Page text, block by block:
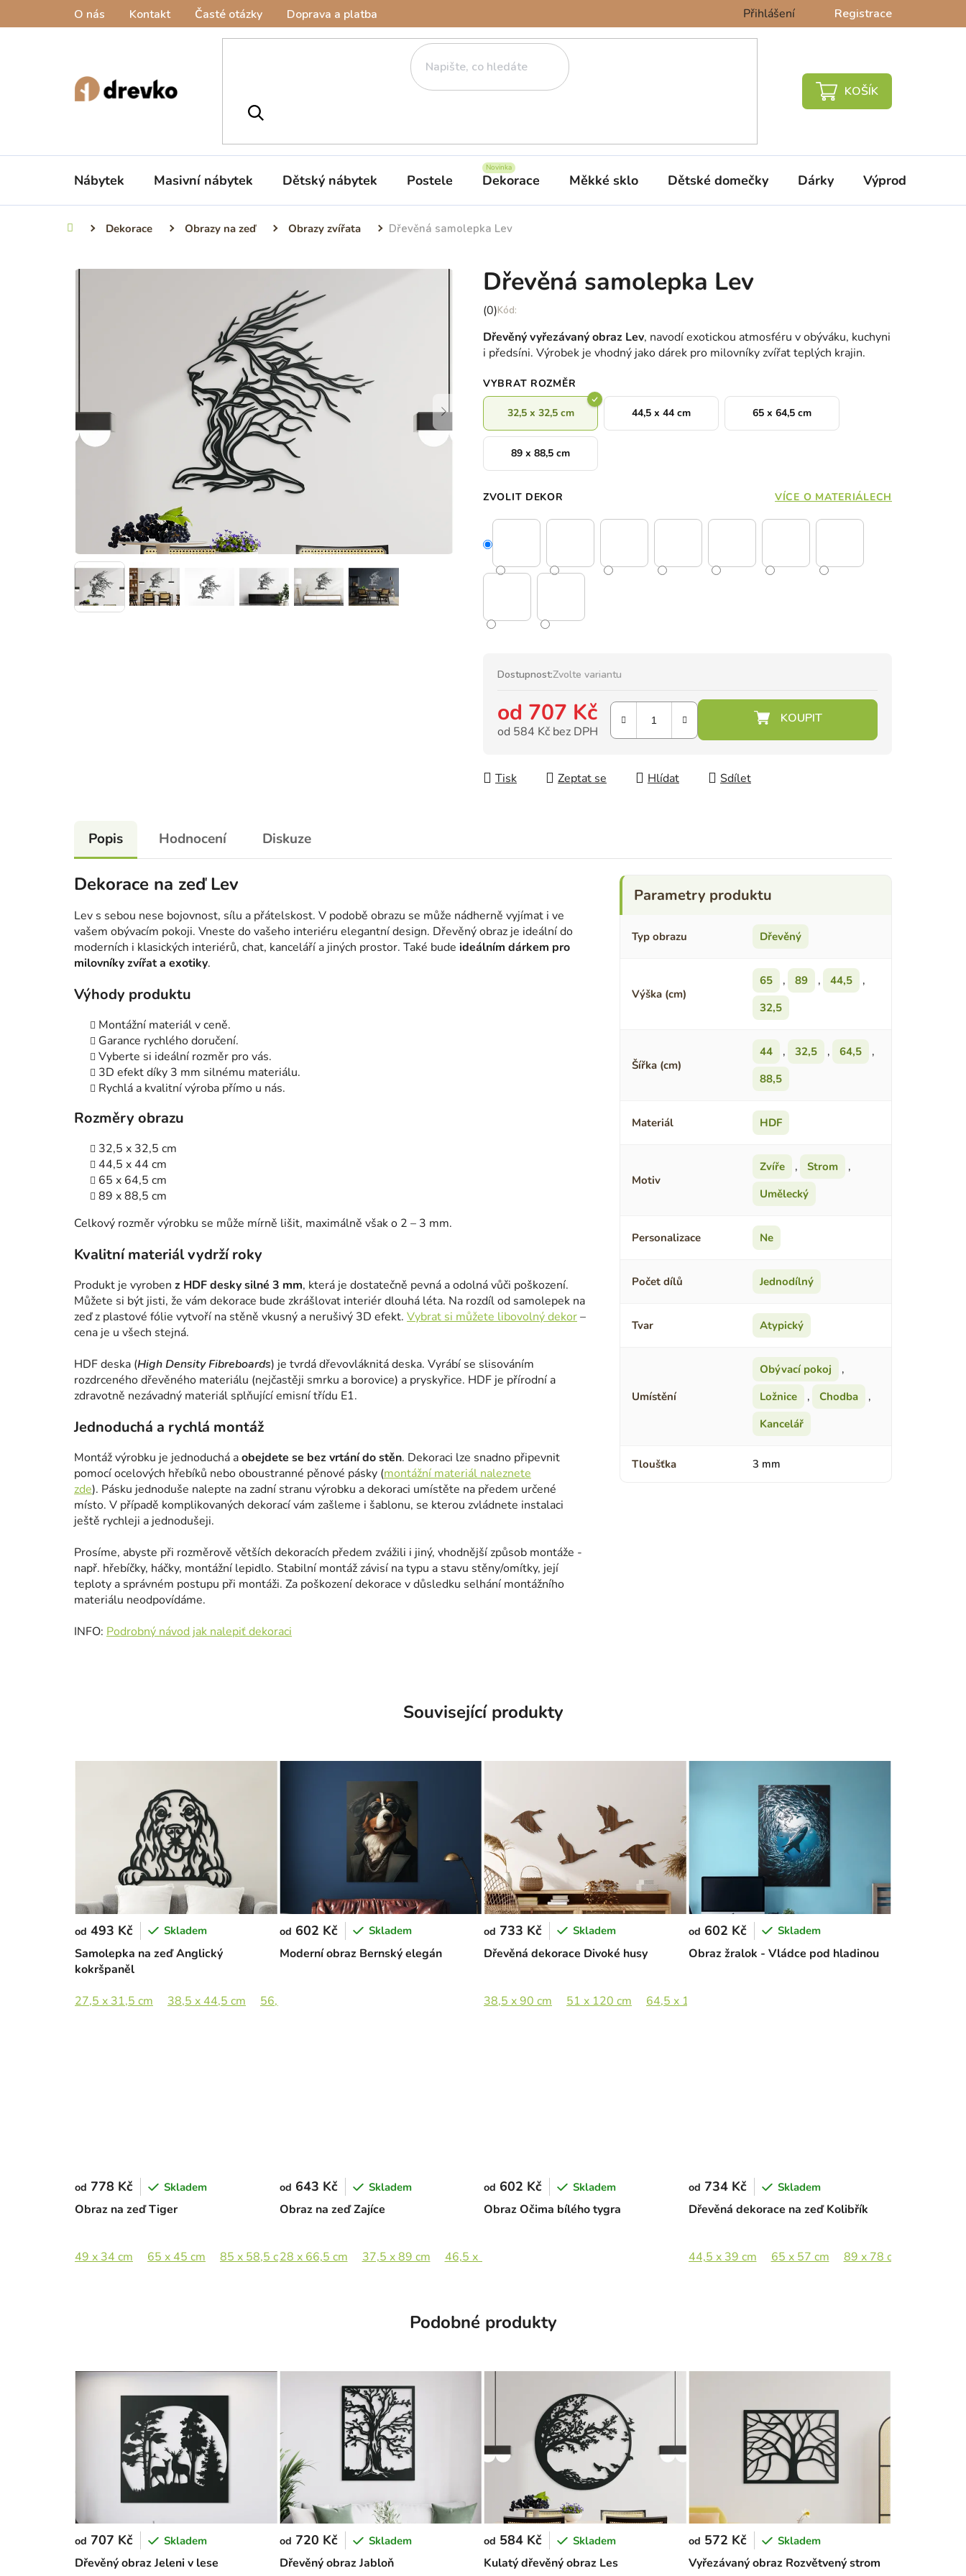
O nás Kontakt Časté otázky Doprava a platba Přihlášení Registrace
NÁKUPNÍ
Nábytek Masivní nábytek Dětský nábytek Postele Dekorace Měkké sklo Dětské domečky Dárky Výprodej %
Domů Dekorace Obrazy na zeď Obrazy zvířata Dřevěná samolepka Lev
Dřevěná samolepka Lev
Průměrné
produktu
je
z
5
hvězdiček.
(0)
Dřevěný vyřezávaný obraz Lev, navodí exotickou atmosféru v obýváku, kuchyni
i předsíni. Výrobek je vhodný jako dárek pro milovníky zvířat teplých krajin.
VYBRAT ROZMĚR
32,5 x 32,5 cm 44,5 x 44 cm 65 x 64,5 cm
89 x 88,5 cm
ZVOLIT DEKOR VÍCE O MATERIÁLECH
Dostupnost:Zvolte variantu
od 707 Kč
od 584 Kč bez DPH
Tisk
Zeptat se Hlídat Sdílet
Popis Hodnocení Diskuze
Dekorace na zeď Lev
Lev s sebou nese bojovnost, sílu a přátelskost. V podobě obrazu se může nádherně vyjímat i ve
vašem obývacím pokoji. Vneste do vašeho interiéru elegantní design. Dřevěný obraz je ideální do
moderních i klasických interiérů, chat, kanceláří a jiných prostor. Také bude ideálním dárkem pro
milovníky zvířat a exotiky.
Výhody produktu
Montážní materiál v ceně.
Garance rychlého doručení.
Vyberte si ideální rozměr pro vás.
3D efekt díky 3 mm silnému materiálu.
Rychlá a kvalitní výroba přímo u nás.
Rozměry obrazu
32,5 x 32,5 cm
44,5 x 44 cm
65 x 64,5 cm
89 x 88,5 cm
Celkový rozměr výrobku se může mírně lišit, maximálně však o 2 – 3 mm.
Kvalitní materiál vydrží roky
Produkt je vyroben z HDF desky silné 3 mm, která je dostatečně pevná a odolná vůči poškození.
Můžete si být jisti, že vám dekorace bude zkrášlovat interiér dlouhá léta. Na rozdíl od samolepek na
zeď z plastové fólie vytvoří na stěně vkusný a nerušivý 3D efekt. Vybrat si můžete libovolný dekor–
cena je u všech stejná.
HDF deska (High Density Fibreboards) je tvrdá dřevovláknitá deska. Vyrábí se slisováním
rozdrceného dřevěného materiálu (nejčastěji smrku a borovice) a pryskyřice. HDF je přírodní a
zdravotně nezávadný materiál splňující emisní třídu E1.
Jednoduchá a rychlá montáž
Montáž výrobku je jednoduchá aobejdete se bez vrtání do stěn. Dekoraci lze snadno připevnit
pomocí ocelových hřebíků nebo oboustranné pěnové pásky (montážní materiál naleznete
zde). Pásku jednoduše nalepte na zadní stranu výrobku a dekoraci umístěte na předem určené
místo. V případě komplikovaných dekorací vám zašleme i šablonu, se kterou zvládnete instalaci
ještě rychleji a jednodušeji.
Prosíme, abyste při rozměrově větších dekoracích předem zvážili i jiný, vhodnější způsob montáže -
např. hřebíčky, háčky, montážní lepidlo. Stabilní montáž závisí na typu a stavu stěny/omítky, její
teploty a správném postupu při montáži. Za poškození dekorace v důsledku selhání montážního
materiálu neodpovídáme.
INFO: Podrobný návod jak nalepiť dekoraci
Typ obrazu Dřevěný
Výška (cm)
65 , 89 , 44,5
,
32,5
Šířka (cm)
44 , 32,5 , 64,5
,
88,5
Materiál HDF
Motiv
Zvíře , Strom
,
Umělecký
Personalizace Ne
Počet dílů Jednodílný
Tvar Atypický
Umístění
Obývací pokoj
,
Ložnice
, Chodba
,
Kancelář
Tloušťka 3 mm
Související produkty
Samolepka na zeď Anglický
kokršpaněl
od 493 Kč Skladem
27,5 x 31,5 cm 38,5 x 44,5 cm 56,5 x 65 cm
Moderní obraz Bernský elegán
od 602 Kč Skladem
Dřevěná dekorace Divoké husy
od 733 Kč Skladem
38,5 x 90 cm 51 x 120 cm 64,5 x 150 cm
Obraz žralok - Vládce pod hladinou
od 602 Kč Skladem
Obraz na zeď Tiger
od 778 Kč Skladem
49 x 34 cm 65 x 45 cm 85 x 58,5 cm 110 x 76 cm
Obraz na zeď Zajíce
od 643 Kč Skladem
28 x 66,5 cm 37,5 x 89 cm 46,5 x 110 cm
Obraz Očima bílého tygra
od 602 Kč Skladem
Dřevěná dekorace na zeď Kolibřík
od 734 Kč Skladem
44,5 x 39 cm 65 x 57 cm 89 x 78 cm
Podobné produkty
Dřevěný obraz Jeleni v lese
od 707 Kč Skladem
Dřevěný obraz Jabloň
od 720 Kč Skladem
Kulatý dřevěný obraz Les
od 584 Kč Skladem
Vyřezávaný obraz Rozvětvený strom
od 572 Kč Skladem